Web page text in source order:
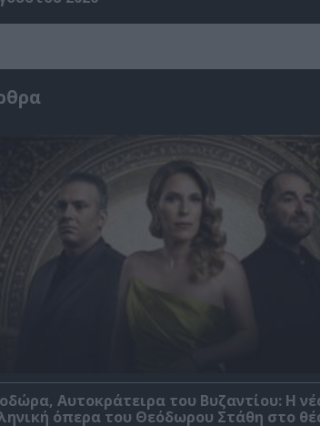
Αυτοκράτειρα του Βυζαντίου: Η
όπερα του Θεόδωρου Στάθη στο